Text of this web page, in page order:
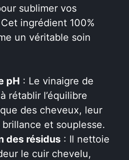
sublimer vos
ingrédient 100%
un véritable soin
pH : Le vinaigre de
rétablir l’équilibre
des cheveux, leur
et souplesse.
des résidus : Il nettoie
le cuir chevelu,